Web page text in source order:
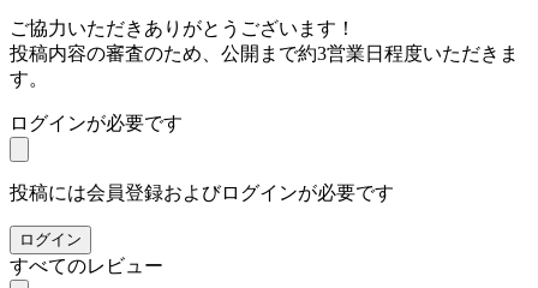
ご協力いただきありがとうございます！
投稿内容の審査のため、公開まで約3営業日程度いただきま
す。
ログインが必要です
投稿には会員登録およびログインが必要です
ログイン
すべてのレビュー